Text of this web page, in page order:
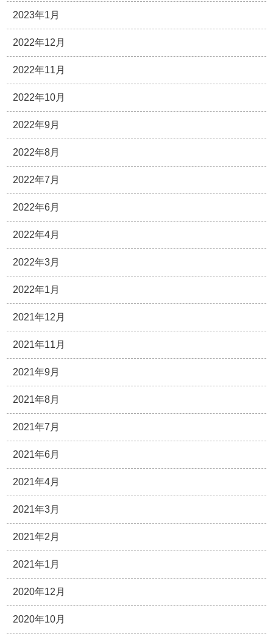
2023年1月
2022年12月
2022年11月
2022年10月
2022年9月
2022年8月
2022年7月
2022年6月
2022年4月
2022年3月
2022年1月
2021年12月
2021年11月
2021年9月
2021年8月
2021年7月
2021年6月
2021年4月
2021年3月
2021年2月
2021年1月
2020年12月
2020年10月